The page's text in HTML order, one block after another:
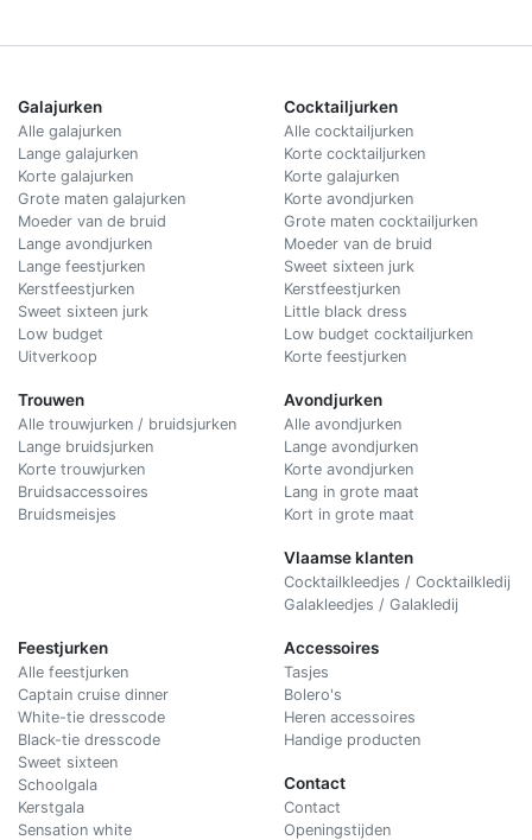
Galajurken
Alle galajurken
Lange galajurken
Korte galajurken
Grote maten galajurken
Moeder van de bruid
Lange avondjurken
Lange feestjurken
Kerstfeestjurken
Sweet sixteen jurk
Low budget
Uitverkoop
Trouwen
Alle trouwjurken / bruidsjurken
Lange bruidsjurken
Korte trouwjurken
Bruidsaccessoires
Bruidsmeisjes
Cocktailjurken
Alle cocktailjurken
Korte cocktailjurken
Korte galajurken
Korte avondjurken
Grote maten cocktailjurken
Moeder van de bruid
Sweet sixteen jurk
Kerstfeestjurken
Little black dress
Low budget cocktailjurken
Korte feestjurken
Avondjurken
Alle avondjurken
Lange avondjurken
Korte avondjurken
Lang in grote maat
Kort in grote maat
Vlaamse klanten
Cocktailkleedjes / Cocktailkledij
Galakleedjes / Galakledij
Feestjurken
Alle feestjurken
Captain cruise dinner
White-tie dresscode
Black-tie dresscode
Sweet sixteen
Schoolgala
Kerstgala
Sensation white
Accessoires
Tasjes
Bolero's
Heren accessoires
Handige producten
Contact
Contact
Openingstijden